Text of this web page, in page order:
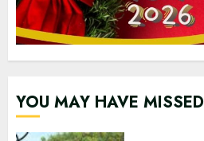
YOU MAY HAVE MISSED